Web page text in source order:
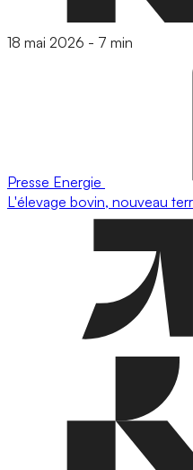
18 mai 2026 - 7 min
Presse Energie
L'élevage bovin, nouveau